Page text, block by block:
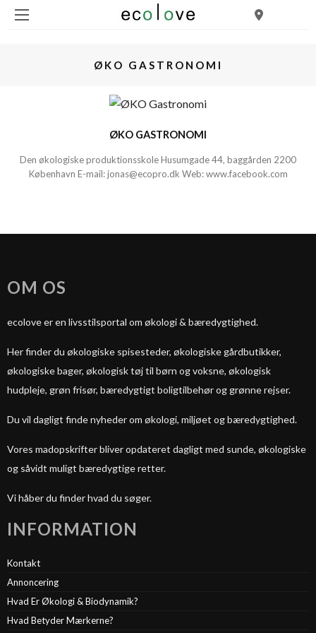
ØKO GASTRONOMI
ØKO GASTRONOMI
Den økologiske produktionsskole Husumgade 44, baggården 2200
København E-mail:jonas@ecopro.dk Web:www.facebook.com
OM OS
ecolove er en livsstilsportal om økologi & bæredygtighed.
Her finder du økologiske spisesteder, økologiske gårdbutikker,
økologiske bager, økologisk tøj til børn og voksne, økologisk
hudpleje, grøn frisør, bæredygtigt boligtilbehør og grønne rejser.
Du vil dagligt finde nyheder om økologi, miljøet og bæredygtighed.
Vores madopskrifter bliver opdateret dagligt med sunde, økologiske
og såvidt muligt bæredygtige retter.
Vi håber du finder hvad du søger.
INFORMATION
Kontakt
Annoncering
Hvad Er Økologi & Biodynamik?
Hvad Betyder Mærkerne?